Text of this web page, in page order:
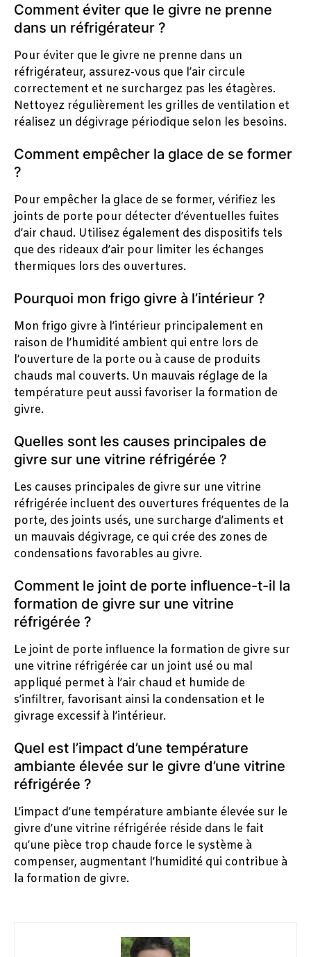
Comment éviter que le givre ne prenne
dans un réfrigérateur ?
Pour éviter que le givre ne prenne dans un
réfrigérateur, assurez-vous que l’air circule
correctement et ne surchargez pas les étagères.
Nettoyez régulièrement les grilles de ventilation et
réalisez un dégivrage périodique selon les besoins.
Comment empêcher la glace de se former
?
Pour empêcher la glace de se former, vérifiez les
joints de porte pour détecter d’éventuelles fuites
d’air chaud. Utilisez également des dispositifs tels
que des rideaux d’air pour limiter les échanges
thermiques lors des ouvertures.
Pourquoi mon frigo givre à l’intérieur ?
Mon frigo givre à l’intérieur principalement en
raison de l’humidité ambient qui entre lors de
l’ouverture de la porte ou à cause de produits
chauds mal couverts. Un mauvais réglage de la
température peut aussi favoriser la formation de
givre.
Quelles sont les causes principales de
givre sur une vitrine réfrigérée ?
Les causes principales de givre sur une vitrine
réfrigérée incluent des ouvertures fréquentes de la
porte, des joints usés, une surcharge d’aliments et
un mauvais dégivrage, ce qui crée des zones de
condensations favorables au givre.
Comment le joint de porte influence-t-il la
formation de givre sur une vitrine
réfrigérée ?
Le joint de porte influence la formation de givre sur
une vitrine réfrigérée car un joint usé ou mal
appliqué permet à l’air chaud et humide de
s’infiltrer, favorisant ainsi la condensation et le
givrage excessif à l’intérieur.
Quel est l’impact d’une température
ambiante élevée sur le givre d’une vitrine
réfrigérée ?
L’impact d’une température ambiante élevée sur le
givre d’une vitrine réfrigérée réside dans le fait
qu’une pièce trop chaude force le système à
compenser, augmentant l’humidité qui contribue à
la formation de givre.